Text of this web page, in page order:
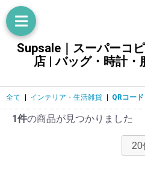
Supsale｜スーパーコ
店 | バッグ・時計・
全て インテリア・生活雑貨 QRコード
1件の商品が見つかりました